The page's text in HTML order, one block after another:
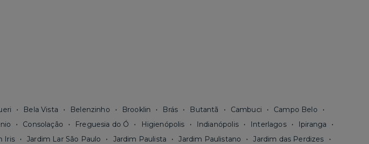
Bela Vista Belenzinho Brooklin Brás Butantã Cambuci
Campo Belo
Consolação Freguesia do Ó Higienópolis Indianópolis Interlagos
Ipiranga
Iris Jardim Lar São Paulo Jardim Paulista Jardim Paulistano
Jardim das Perdizes